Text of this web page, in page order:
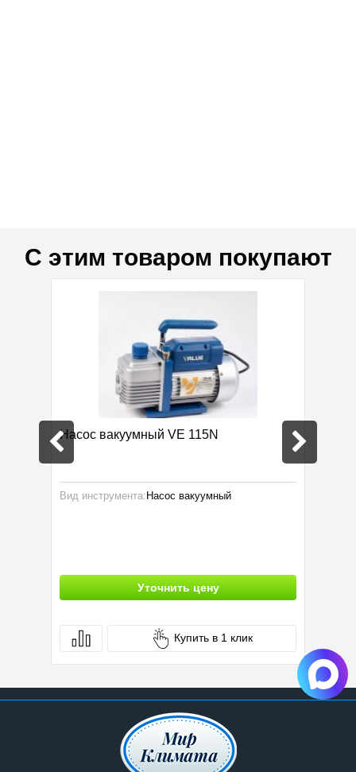
С этим товаром покупают
Насос вакуумный VE 115N
Вид инструмента: Насос вакуумный
Уточнить цену
Купить в 1 клик